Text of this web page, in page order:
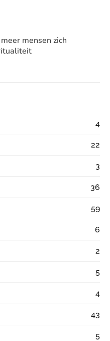
mensen zich
4
22
3
36
59
6
2
5
4
43
5